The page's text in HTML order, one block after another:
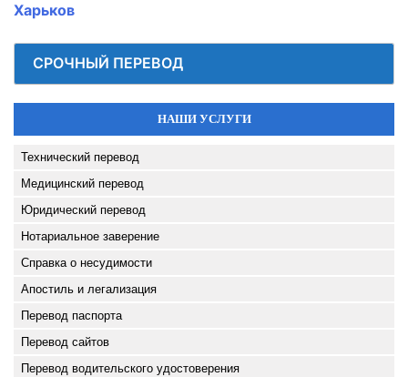
Харьков
СРОЧНЫЙ ПЕРЕВОД
НАШИ УСЛУГИ
Технический перевод
Медицинский перевод
Юридический перевод
Нотариальное заверение
Справка о несудимости
Апостиль и легализация
Перевод паспорта
Перевод сайтов
Перевод водительского удостоверения